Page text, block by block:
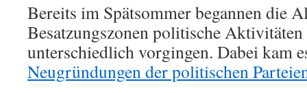
Bereits im Spätsommer begannen die
Besatzungszonen politische
unterschiedlich vorgingen. Dabei kam
Neugründungen der politischen